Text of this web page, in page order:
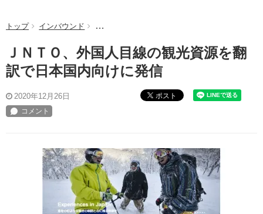
トップ インバウンド ＪＮＴＯ、外国人目線の観光資源を翻訳で日本
ＪＮＴＯ、外国人目線の観光資源を翻
訳で日本国内向けに発信
2020年12月26日 ポスト